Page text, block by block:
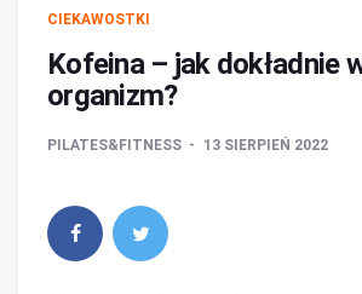
CIEKAWOSTKI
Kofeina – jak dokładnie
organizm?
PILATES&FITNESS 13 SIERPIEŃ 2022